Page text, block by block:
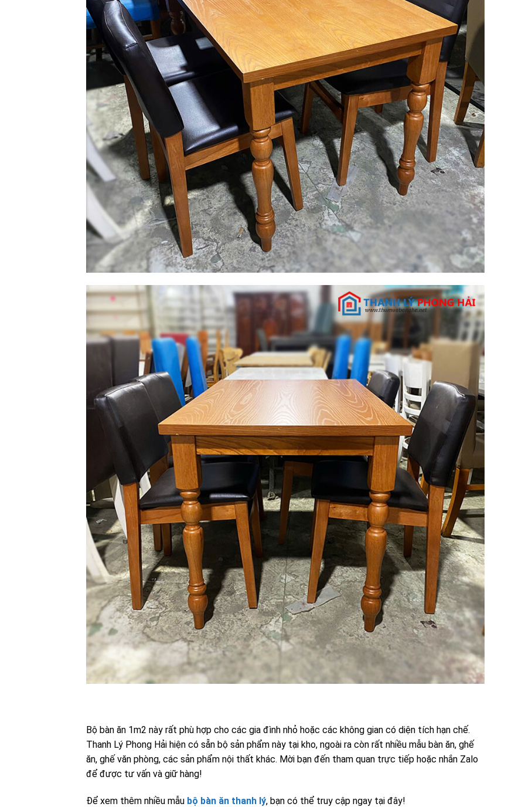
Bộ bàn ăn 1m2 này rất phù hợp cho các gia đình nhỏ hoặc các không gian có diện tích hạn chế.
Thanh Lý Phong Hải hiện có sẵn bộ sản phẩm này tại kho, ngoài ra còn rất nhiều mẫu bàn ăn, ghế
ăn, ghế văn phòng, các sản phẩm nội thất khác. Mời bạn đến tham quan trực tiếp hoặc nhắn Zalo
để được tư vấn và giữ hàng!
Để xem thêm nhiều mẫu bộ bàn ăn thanh lý, bạn có thể truy cập ngay tại đây!